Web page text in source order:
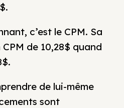
c’est le CPM. Sa
de 10,28$ quand
de lui-même
sont